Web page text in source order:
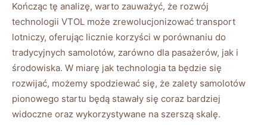
Kończąc tę analizę, warto zauważyć, że rozwój
technologii VTOL może zrewolucjonizować transport
lotniczy, ‌oferując ​licznie ‌korzyści w porównaniu do‍
tradycyjnych samolotów, zarówno dla⁢ pasażerów, jak ‌i
środowiska. W miarę jak technologia ta będzie się
rozwijać, możemy spodziewać się, że⁤ zalety samolotów
pionowego startu będą stawały się ​coraz bardziej
widoczne oraz wykorzystywane na szerszą skalę.